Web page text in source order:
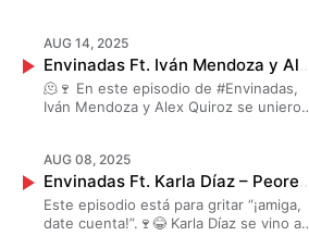
experiencias que se disfrutan más
platicadas entre amigas. Una buena
charla, copita en mano y mucho
chismorreo.
AUG 14, 2025
🫠🍷 En este episodio de #Envinadas,
Iván Mendoza y Alex Quiroz se unieron
tierra!”. Desde metidas de pata épicas
hasta silencios incómodos, aquí se vino
a reírse de todo… porque si ya pasó, al
menos que sirva para el chisme. 😂
AUG 08, 2025
Este episodio está para gritar “¡amiga,
date cuenta!”.🍷😂 Karla Díaz se vino a